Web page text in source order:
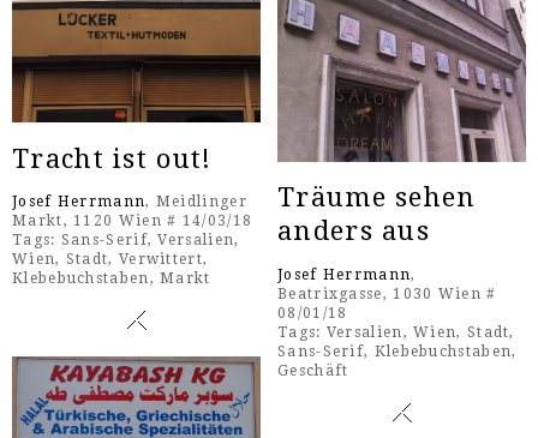
Tracht ist out!
Josef Herrmann, Meidlinger
Markt, 1120 Wien # 14/03/18
Tags: Sans-Serif,Versalien,
Wien, Stadt, Verwittert,
Klebebuchstaben,Markt
Träume sehen
anders aus
Josef Herrmann,
Beatrixgasse, 1030 Wien #
08/01/18
Tags: Versalien ,Wien, Stadt,
Sans-Serif, Klebebuchstaben,
Geschäft